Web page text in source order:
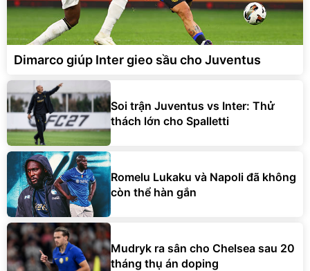
Dimarco giúp Inter gieo sầu cho Juventus
Soi trận Juventus vs Inter: Thử
thách lớn cho Spalletti
Romelu Lukaku và Napoli đã không
còn thể hàn gắn
Mudryk ra sân cho Chelsea sau 20
tháng thụ án doping